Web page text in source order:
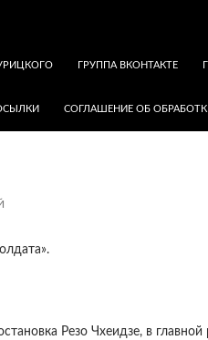
ГРУППА ВКОНТАКТЕ
СОГЛАШЕНИЕ ОБ
Резо Чхеидзе, в главной